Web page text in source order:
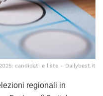
candidati e liste - Dailybest.it
regionali in